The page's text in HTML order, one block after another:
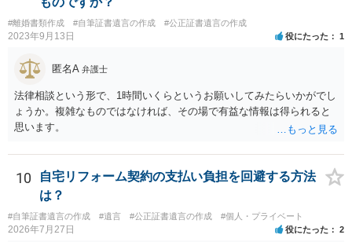
#離婚書類作成 #自筆証書遺言の作成 #公正証書遺言の作成
2023年9月13日 役にたった 1
匿名A 弁護士
法律相談という形で、1時間いくらというお願いしてみたらいかがでし
ょうか。複雑なものではなければ、その場で有益な情報は得られると
思います。
10
自宅リフォーム契約の支払い負担を回避する方法
は？
#自筆証書遺言の作成 #遺言 #公正証書遺言の作成 #個人・プライベート
2026年7月27日 役にたった 2